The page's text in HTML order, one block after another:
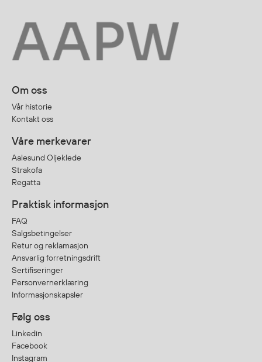
Om oss
Vår historie
Kontakt oss
Våre merkevarer
Aalesund Oljeklede
Strakofa
Regatta
Praktisk informasjon
FAQ
Salgsbetingelser
Retur og reklamasjon
Ansvarlig forretningsdrift
Sertifiseringer
Personvernerklæring
Informasjonskapsler
Følg oss
Linkedin
Facebook
Instagram